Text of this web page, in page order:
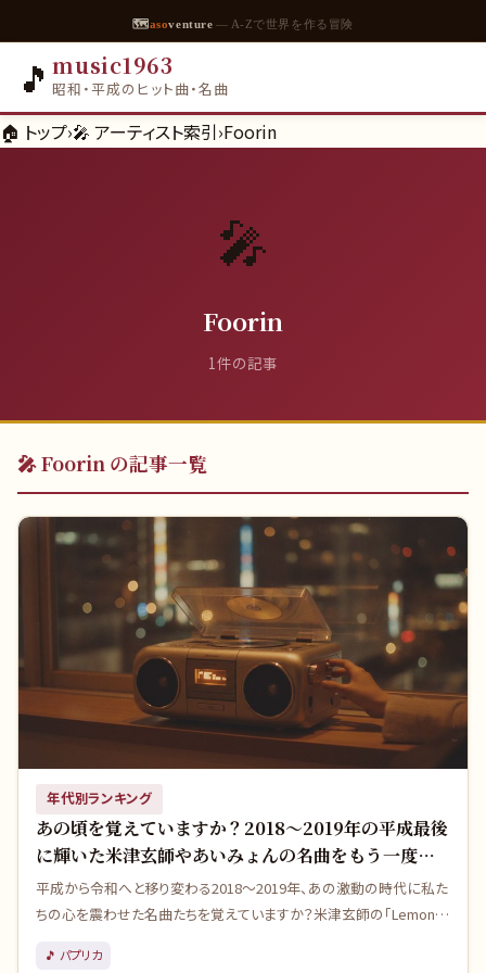
🗺asoventure — A-Zで世界を作る冒険
🎵 music1963
昭和・平成のヒット曲・名曲
🏠 トップ›🎤 アーティスト索引›Foorin
🎤
Foorin
1 件の記事
🎤Foorin の記事一覧
年代別ランキング
あの頃を覚えていますか？2018〜2019年の平成最後
に輝いた米津玄師やあいみょんの名曲をもう一度聴
きたい！
平成から令和へと移り変わる2018〜2019年、あの激動の時代に私た
ちの心を震わせた名曲たちを覚えていますか？米津玄師の「Lemon」
的な大ヒット曲を、当時の社会背景や今だから語れるヒットの逆説と
🎵 パプリカ